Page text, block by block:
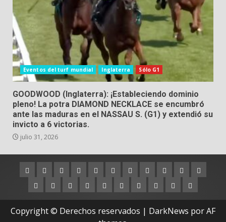
Eventos del turf mundial Inglaterra Sólo G1
GOODWOOD (Inglaterra): ¡Estableciendo dominio
pleno! La potra DIAMOND NECKLACE se encumbró
ante las maduras en el NASSAU S. (G1) y extendió su
invicto a 6 victorias.
julio 31, 2026
Argentina
AustraliaBrasilChileDubaiEstados
Unidos
Hong
Kong
Inglaterra
IrlandaJapónNueva
PanamáPerú
Puerto
Rico
QatarSingapurSuráfricaUruguayVenezuelaHipódromos
(Dubai)
Copyright © Derechos reservados | DarkNews por AF